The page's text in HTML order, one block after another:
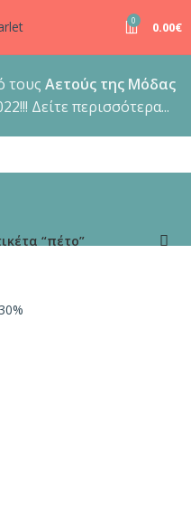
0 0.00€
τους Αετούς της Μόδας
Δείτε περισσότερα...
“πέτο”